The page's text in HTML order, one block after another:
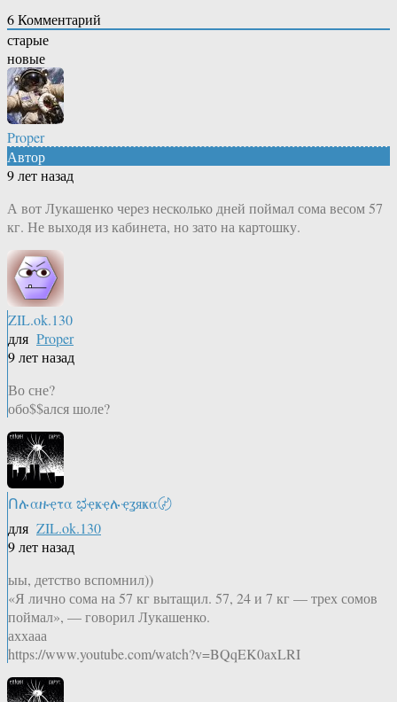
6Комментарий
старые
новые
Proper
Автор
9 лет назад
А вот Лукашенко через несколько дней поймал сома весом 57
кг. Не выходя из кабинета, но зато на картошку.
ZIL.ok.130
для Proper
9 лет назад
Во сне?
обо$$ался шоле?
Ոሉαዙҿτα ಭҿҝҿሉҿʓяҝα〄
для ZIL.ok.130
9 лет назад
ыы, детство вспомнил))
«Я лично сома на 57 кг вытащил. 57, 24 и 7 кг — трех сомов
поймал», — говорил Лукашенко.
аххааа
https://www.youtube.com/watch?v=BQqEK0axLRI